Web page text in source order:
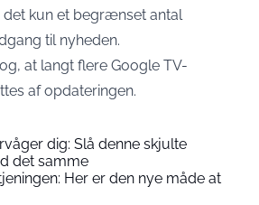
kun et begrænset antal
til nyheden.
at langt flere Google TV-
af opdateringen.
dig: Slå denne skjulte
det samme
Her er den nye måde at